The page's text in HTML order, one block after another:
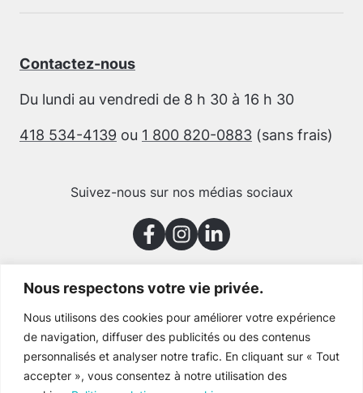
Nous respectons votre vie privée.
Nous utilisons des cookies pour améliorer votre expérience
de navigation, diffuser des publicités ou des contenus
personnalisés et analyser notre trafic. En cliquant sur « Tout
accepter », vous consentez à notre utilisation des
Contactez-nous
Du lundi au vendredi de 8 h 30 à 16 h 30
418 534-4139 ou 1 800 820-0883 (sans frais)
Suivez-nous sur nos médias sociaux
Merci à nos partenaires